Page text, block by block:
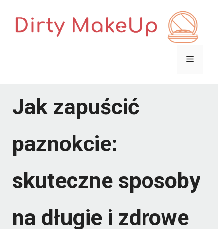
Menu
Jak zapuścić
paznokcie:
skuteczne sposoby
na długie i zdrowe